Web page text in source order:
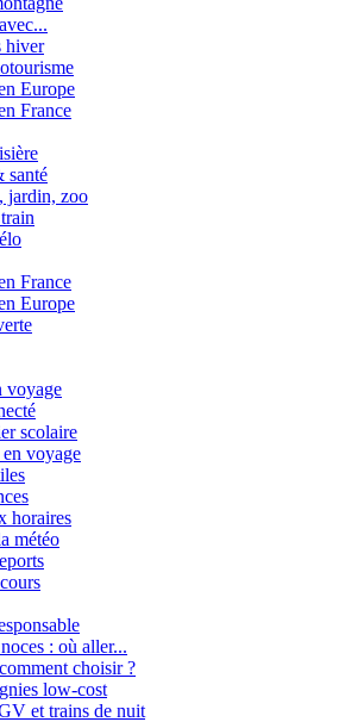
hiver
Europe
France
santé
jardin, zoo
France
Europe
voyage
scolaire
voyage
horaires
météo
: où aller...
choisir ?
low-cost
et trains de nuit